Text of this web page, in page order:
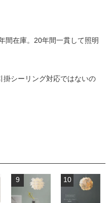
在庫。20年間一貫して照明
掛シーリング対応ではないの
9 10